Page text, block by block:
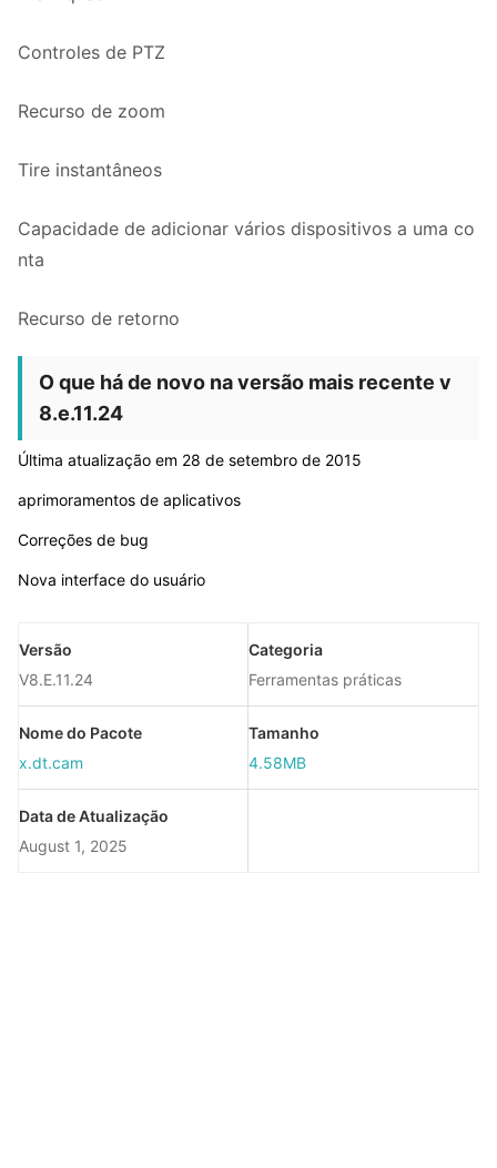
Controles de PTZ
Recurso de zoom
Tire instantâneos
Capacidade de adicionar vários dispositivos a uma co
nta
Recurso de retorno
O que há de novo na versão mais recente v
8.e.11.24
Última atualização em 28 de setembro de 2015
aprimoramentos de aplicativos
Correções de bug
Nova interface do usuário
Versão
V8.E.11.24
Categoria
Ferramentas práticas
Nome do Pacote
x.dt.cam
Tamanho
4.58MB
Data de Atualização
August 1, 2025